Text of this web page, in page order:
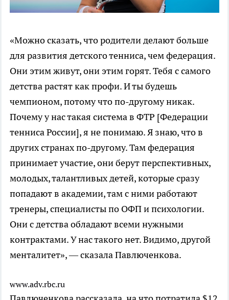
«Можно сказать, что родители делают больше
для развития детского тенниса, чем федерация.
Они этим живут, они этим горят. Тебя с самого
детства растят как профи. И ты будешь
чемпионом, потому что по-другому никак.
Почему у нас такая система в ФТР [Федерации
тенниса России], я не понимаю. Я знаю, что в
других странах по-другому. Там федерация
принимает участие, они берут перспективных,
молодых, талантливых детей, которые сразу
попадают в академии, там с ними работают
тренеры, специалисты по ОФП и психологии.
Они с детства обладают всеми нужными
контрактами. У нас такого нет. Видимо, другой
менталитет», — сказала Павлюченкова.
www.adv.rbc.ru